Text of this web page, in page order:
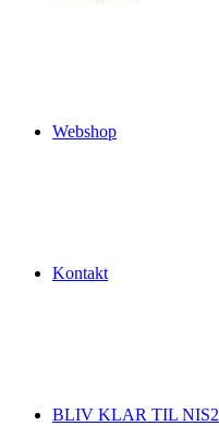
Webshop
Kontakt
BLIV KLAR TIL NIS2